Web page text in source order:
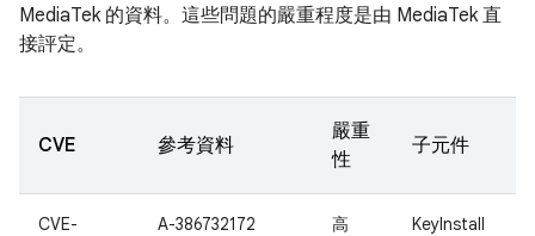
MediaTek 的資料。這些問題的嚴重程度是由 MediaTek 直
接評定。
CVE 參考資料
嚴重
性
子元件
CVE-
A-386732172
高 KeyInstall